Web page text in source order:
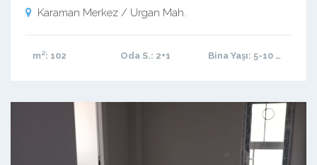
Karaman Merkez / Urgan Mah.
m²: 102 Oda S.: 2+1 Bina Yaşı: 5-10 arası